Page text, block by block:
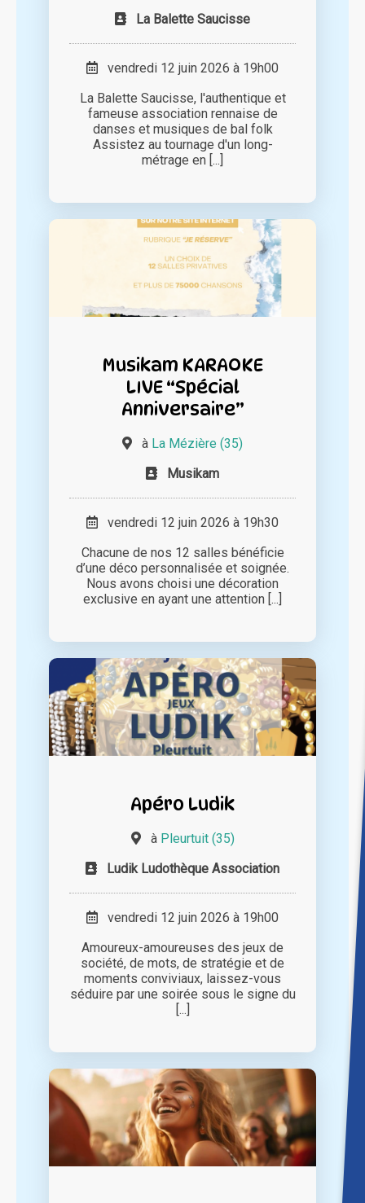
La Balette Saucisse
vendredi 12 juin 2026 à 19h00
La Balette Saucisse, l'authentique et
fameuse association rennaise de
danses et musiques de bal folk
Assistez au tournage d'un long-
métrage en [...]
Musikam KARAOKE
LIVE “Spécial
Anniversaire”
à La Mézière (35)
Musikam
vendredi 12 juin 2026 à 19h30
Chacune de nos 12 salles bénéficie
d’une déco personnalisée et soignée.
Nous avons choisi une décoration
exclusive en ayant une attention [...]
Apéro Ludik
à Pleurtuit (35)
Ludik Ludothèque Association
vendredi 12 juin 2026 à 19h00
Amoureux-amoureuses des jeux de
société, de mots, de stratégie et de
moments conviviaux, laissez-vous
séduire par une soirée sous le signe du
[...]